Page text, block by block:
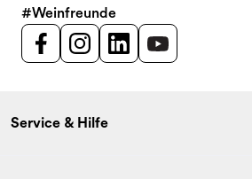
#Weinfreunde
Service & Hilfe